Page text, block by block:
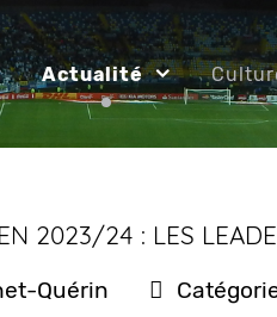
Actualité
2023/24 : LES
Quérin